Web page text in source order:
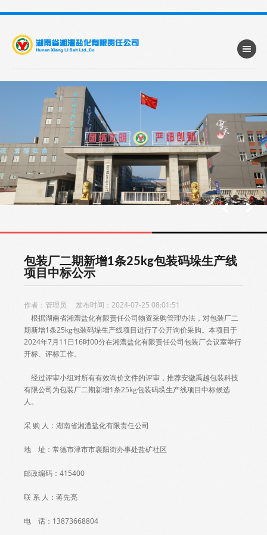
包装厂二期新增1条25kg包装码垛生产线
项目中标公示
作者：管理员 发布时间：2024-07-25 08:01:51
根据湖南省湘澧盐化有限责任公司物资采购管理办法，对包装厂二
期新增1条25kg包装码垛生产线项目进行了公开询价采购。本项目于
2024年7月11日16时00分在湘澧盐化有限责任公司包装厂会议室举行
开标、评标工作。
经过评审小组对所有有效询价文件的评审，推荐安徽禹越包装科技
有限公司为包装厂二期新增1条25kg包装码垛生产线项目中标候选
人。
采 购 人：湖南省湘澧盐化有限责任公司
地 址：常德市津市市襄阳街办事处盐矿社区
邮政编码：415400
联 系 人：蒋先亮
电 话：13873668804